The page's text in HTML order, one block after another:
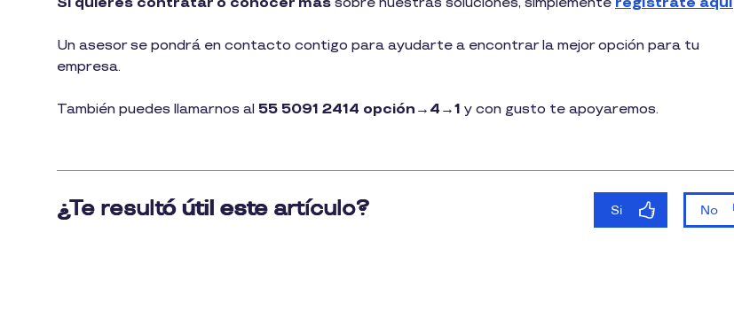
lectura
Un asesor se pondrá en contacto contigo para ayudarte a encontrar la mejor opción para tu
empresa.
También puedes llamarnos al 55 5091 2414 opción→4→1 y con gusto te apoyaremos.